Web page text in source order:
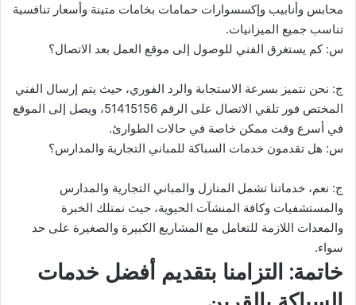
محابس وأنابيب وإكسسوارات حمامات بخامات متينة وأسعار تنافسية
تناسب جميع الميزانيات.
س: كم يستغرق الفني للوصول إلى موقع العمل بعد الاتصال؟
ج: نحن نتميز بسرعة الاستجابة والرد الفوري، حيث يتم إرسال الفني
المختص فور تلقي الاتصال على الرقم 51415156، ويصل إلى الموقع
في أسرع وقت ممكن خاصة في حالات الطوارئ.
س: هل تقدمون خدمات السباكة للمباني التجارية والمدارس؟
ج: نعم، خدماتنا تشمل المنازل والمباني التجارية والمدارس
والمستشفيات وكافة المنشآت الحيوية، حيث نمتلك الخبرة
والمعدات اللازمة للتعامل مع المشاريع الكبيرة والصغيرة على حد
سواء.
خاتمة: التزامنا بتقديم أفضل خدمات